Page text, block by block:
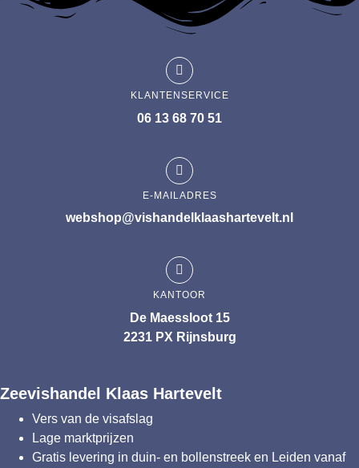
KLANTENSERVICE
06 13 68 70 51
E-MAILADRES
webshop@vishandelklaashartevelt.nl
KANTOOR
De Maessloot 15
2231 PX Rijnsburg
Zeevishandel Klaas Hartevelt
Vers van de visafslag
Lage marktprijzen
Gratis levering in duin- en bollenstreek en Leiden vanaf